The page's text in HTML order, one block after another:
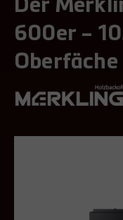
Der
600er –
Oberfäche